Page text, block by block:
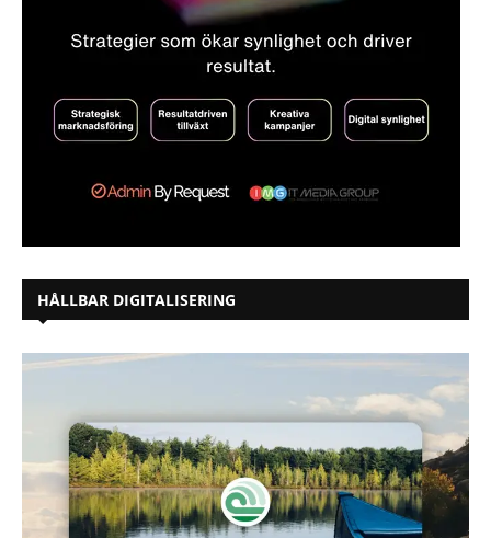
HÅLLBAR DIGITALISERING